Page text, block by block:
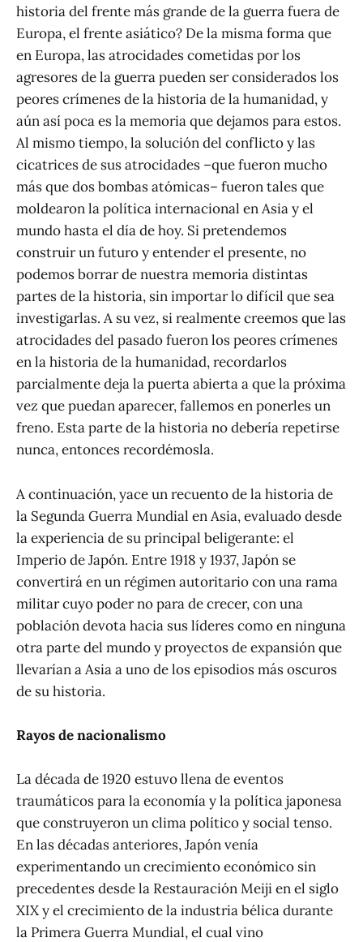
historia del frente más grande de la guerra fuera de
Europa, el frente asiático? De la misma forma que
en Europa, las atrocidades cometidas por los
agresores de la guerra pueden ser considerados los
peores crímenes de la historia de la humanidad, y
aún así poca es la memoria que dejamos para estos.
Al mismo tiempo, la solución del conflicto y las
cicatrices de sus atrocidades –que fueron mucho
más que dos bombas atómicas– fueron tales que
moldearon la política internacional en Asia y el
mundo hasta el día de hoy. Si pretendemos
construir un futuro y entender el presente, no
podemos borrar de nuestra memoria distintas
partes de la historia, sin importar lo difícil que sea
investigarlas. A su vez, si realmente creemos que las
atrocidades del pasado fueron los peores crímenes
en la historia de la humanidad, recordarlos
parcialmente deja la puerta abierta a que la próxima
vez que puedan aparecer, fallemos en ponerles un
freno. Esta parte de la historia no debería repetirse
nunca, entonces recordémosla.
A continuación, yace un recuento de la historia de
la Segunda Guerra Mundial en Asia, evaluado desde
la experiencia de su principal beligerante: el
Imperio de Japón. Entre 1918 y 1937, Japón se
convertirá en un régimen autoritario con una rama
militar cuyo poder no para de crecer, con una
población devota hacia sus líderes como en ninguna
otra parte del mundo y proyectos de expansión que
llevarían a Asia a uno de los episodios más oscuros
de su historia.
Rayos de nacionalismo
La década de 1920 estuvo llena de eventos
traumáticos para la economía y la política japonesa
que construyeron un clima político y social tenso.
En las décadas anteriores, Japón venía
experimentando un crecimiento económico sin
precedentes desde la Restauración Meiji en el siglo
XIX y el crecimiento de la industria bélica durante
la Primera Guerra Mundial, el cual vino